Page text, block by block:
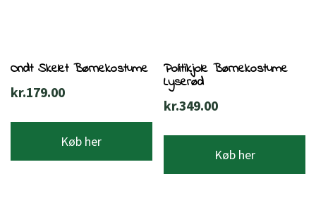
Ondt Skelet Børnekostume
kr.179.00
Køb her
Politikjole Børnekostume
Lyserød
kr.349.00
Køb her